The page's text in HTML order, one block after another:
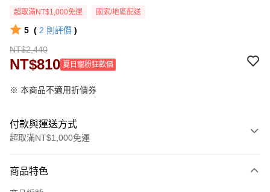
超取滿NT$1,000免運 國家/地區配送
5 ( 2 則評價 )
NT$2,440
NT$810 夏日寵粉狂歡價
※ 本商品不適用折價券
付款與運送方式
超取滿NT$1,000免運
信用卡一次付款
商品特色